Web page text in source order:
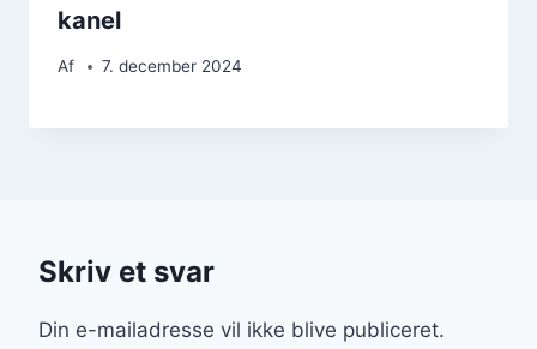
kanel
Af 7. december 2024
Skriv et svar
Din e-mailadresse vil ikke blive publiceret.